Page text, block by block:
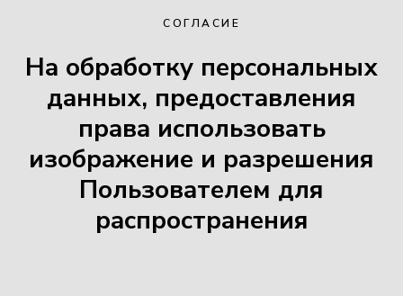
СОГЛАСИЕ
На обработку персональных
данных, предоставления
права использовать
изображение и разрешения
Пользователем для
распространения